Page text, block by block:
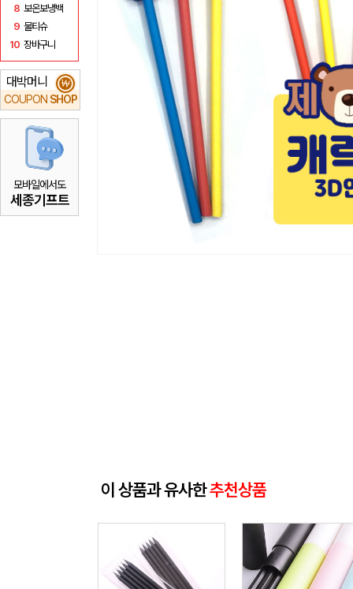
8 보온보냉백
9 물티슈
10 장바구니
대박머니
COUPON SHOP
₩
모바일에서도
세종기프트
이 상품과 유사한추천상품